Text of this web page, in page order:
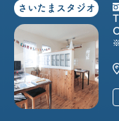
さいたまスタジオ
※